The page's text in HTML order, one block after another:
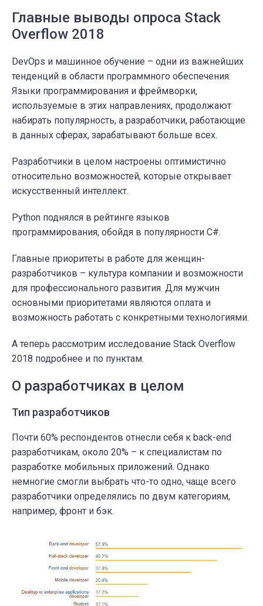
Главные выводы опроса Stack
Overflow 2018
DevOps и машинное обучение – одни из важнейших
тенденций в области программного обеспечения.
Языки программирования и фреймворки,
используемые в этих направлениях, продолжают
набирать популярность, а разработчики, работающие
в данных сферах, зарабатывают больше всех.
Разработчики в целом настроены оптимистично
относительно возможностей, которые открывает
искусственный интеллект.
Python поднялся в рейтинге языков
программирования, обойдя в популярности C#.
Главные приоритеты в работе для женщин-
разработчиков – культура компании и возможности
для профессионального развития. Для мужчин
основными приоритетами являются оплата и
возможность работать с конкретными технологиями.
А теперь рассмотрим исследование Stack Overflow
2018 подробнее и по пунктам.
О разработчиках в целом
Тип разработчиков
Почти 60% респондентов отнесли себя к back-end
разработчикам, около 20% – к специалистам по
разработке мобильных приложений. Однако
немногие смогли выбрать что-то одно, чаще всего
разработчики определялись по двум категориям,
например, фронт и бэк.